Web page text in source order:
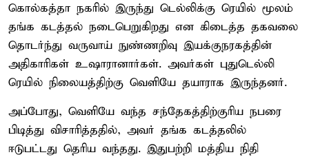
கொல்கத்தா நகரில் இருந்து டெல்லிக்கு ரெயில் மூலம்
தங்க கடத்தல் நடைபெறுகிறது என கிடைத்த தகவலை
தொடர்ந்து வருவாய் நுண்ணறிவு இயக்குநரகத்தின்
அதிகாரிகள் உஷாரானார்கள். அவர்கள் புதுடெல்லி
ரெயில் நிலையத்திற்கு வெளியே தயாராக இருந்தனர்.
அப்போது, வெளியே வந்த சந்தேகத்திற்குரிய நபரை
பிடித்து விசாரித்ததில், அவர் தங்க கடத்தலில்
ஈடுபட்டது தெரிய வந்தது. இதுபற்றி மத்திய நிதி